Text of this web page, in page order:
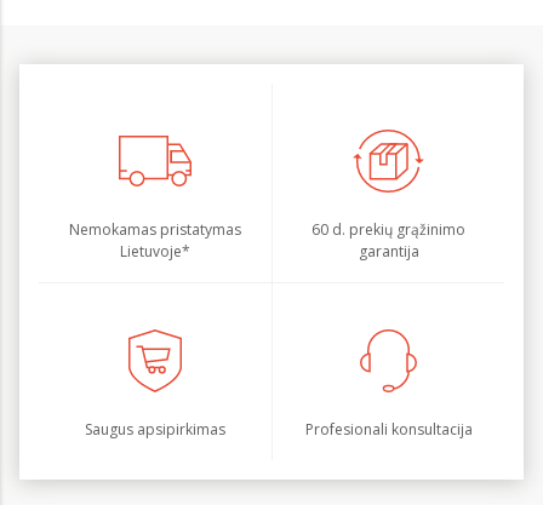
Nemokamas pristatymas
Lietuvoje*
60 d. prekių grąžinimo
garantija
Saugus apsipirkimas Profesionali konsultacija